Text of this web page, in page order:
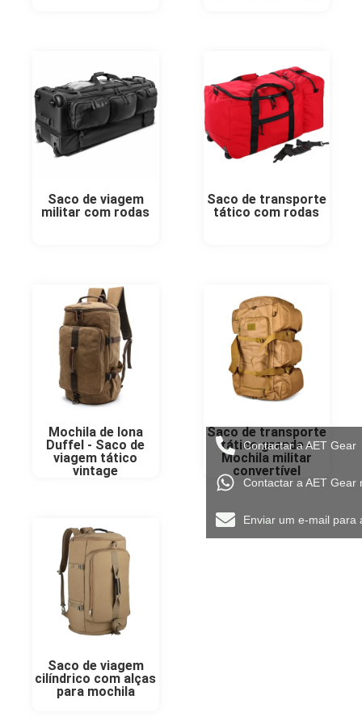
Saco de viagem
militar com rodas
Saco de transporte
tático com rodas
Mochila de lona
Duffel - Saco de
viagem tático
vintage
Saco de transporte
tático grande -
Mochila militar
convertível
Saco de viagem
cilíndrico com alças
para mochila
Contactar a AET Gear
Contactar a AET Gear
Enviar um e-mail para